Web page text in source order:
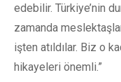
edebilir. Türkiye’nin
zamanda
işten atıldılar. Biz o
hikayeleri önemli.”